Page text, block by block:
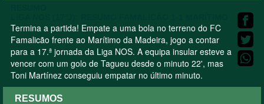
Termina a partida! Empate a uma bola no terreno do FC
Famalicão frente ao Marítimo da Madeira, jogo a contar
para a 17.ª jornada da Liga NOS. A equipa insular esteve a
vencer com um golo de Tagueu desde o minuto 22', mas
Toni Martínez conseguiu empatar no último minuto.
RESUMOS